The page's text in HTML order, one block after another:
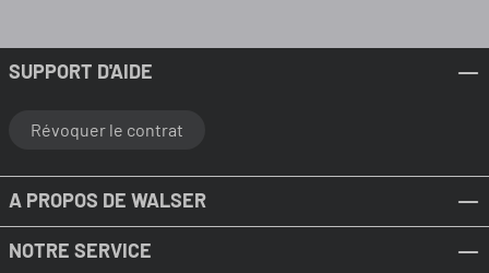
SUPPORT D'AIDE
Révoquer le contrat
A PROPOS DE WALSER
NOTRE SERVICE